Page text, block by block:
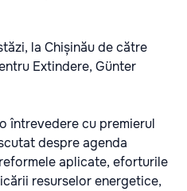
la Chișinău de către
Extindere, Günter
întrevedere cu premierul
despre agenda
aplicate, eforturile
resurselor energetice,